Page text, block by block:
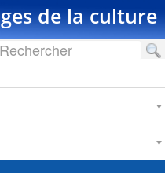
de la culture